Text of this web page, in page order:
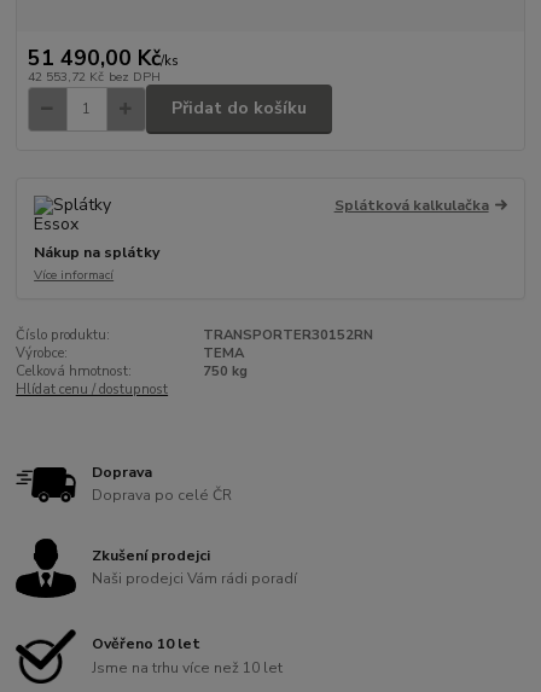
51 490,00 Kč/ks
42 553,72 Kč bez DPH
Přidat do košíku
Splátková kalkulačka
Nákup na splátky
Více informací
Číslo produktu:
TRANSPORTER30152RN
Výrobce:
TEMA
Celková hmotnost:
750 kg
Hlídat cenu / dostupnost
Doprava
Doprava po celé ČR
Zkušení prodejci
Naši prodejci Vám rádi poradí
Ověřeno 10 let
Jsme na trhu více než 10 let